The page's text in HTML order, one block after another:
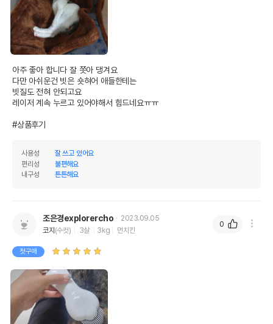
아주 좋아 합니다 잘 쫏아 댕겨요
다만 아쉬운건 빗은 숏혀어 애들한테는
빗질도 전혀 안되고요
레이저 계속 누르고 있어야해서 힘드네요ㅠㅠ
#상품후기
사용성
잘 쓰고 있어요
편리성
불편해요
내구성
튼튼해요
조은경explorercho
2023.09.05
코지(수컷) 3살 3kg 먼치킨
첫구매
0